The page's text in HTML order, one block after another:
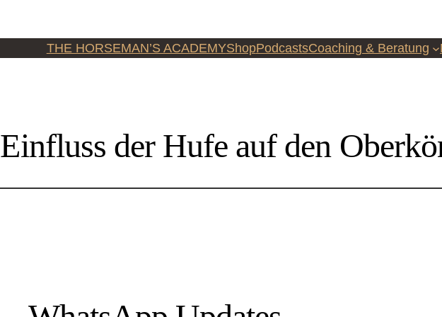
THE HORSEMAN’S ACADEMYShopPodcastsCoaching & Beratung
Einfluss der Hufe auf den